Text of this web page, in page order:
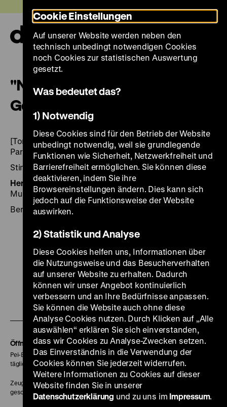
zum
Seiteninhalt
springen
"Nach bestem Wissen und
Gewissen"
[Tonträger]: die Beratungen zum Grundgesetz im
Parlamentarischen Rat 1948/49
Stimmen des 20. Jahrhunderts
Herausgegeben von:Hrsg.: Deutsches Historisches
Museum ... Text: Gudrun Kruip.
Berlin 1998, 1 CD (73 min.) + Beil. ([8] Bl.), DHM [u.a.]
Zu
unserer
Instagram
Seite
Zu
unserer
YouTube
Seite
Zu
unserer
Facebook
Seite
Zu
unserer
LinkedIn
Seite
Seite
Zu
unserer
Soundcloud
Seite
Öffnungszeiten
Pei-Bau:
täglich 10-18 Uhr
Zeughaus:
geschlossen
Cookie Einstellungen
Auf unserer Website werden neben den
technisch unbedingt notwendigen Cookies
noch Cookies zur statistischen Auswertung
gesetzt.
Was bedeutet das?
1) Notwendig
Diese Cookies sind für den Betrieb der Website
unbedingt notwendig, weil sie grundlegende
Funktionen wie Sicherheit, Netzwerkfreiheit und
Barrierefreiheit ermöglichen. Sie können diese
deaktivieren, indem Sie ihre
Browsereinstellungen ändern. Dies kann sich
jedoch auf die Funktionsweise der Website
auswirken.
2) Statistik und Analyse
Diese Cookies helfen uns, Informationen über
die Nutzungsweise und das Besucherverhalten
auf unserer Website zu erhalten. Dadurch
können wir unser Angebot kontinuierlich
verbessern und an Ihre Bedürfnisse anpassen.
Sie können die Website auch ohne diese
Analyse Cookies nutzen. Durch Klicken auf „Alle
auswählen“ erklären Sie sich einverstanden,
dass wir Cookies zu Analyse-Zwecken setzen.
Das Einverständnis in die Verwendung der
Cookies können Sie jederzeit widerrufen.
Weitere Informationen zu Cookies auf dieser
Website finden Sie in unserer
Datenschutzerklärung und zu uns im Impressum.